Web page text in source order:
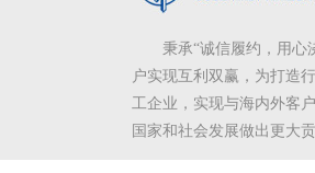
秉承“诚信履约，用心
户实现互利双赢，为打造
工企业，实现与海内外客
国家和社会发展做出更大贡